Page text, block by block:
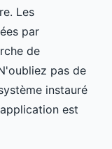
Les
par
de
pas de
instauré
est